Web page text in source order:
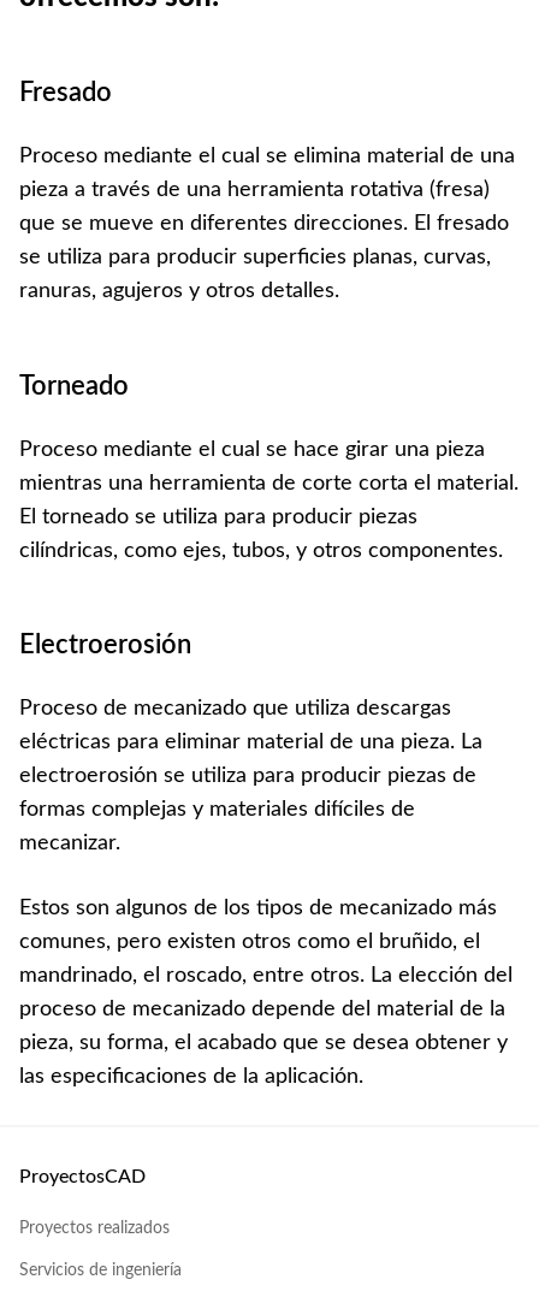
Fresado
Proceso mediante el cual se elimina material de una
pieza a través de una herramienta rotativa (fresa)
que se mueve en diferentes direcciones. El fresado
se utiliza para producir superficies planas, curvas,
ranuras, agujeros y otros detalles.
Torneado
Proceso mediante el cual se hace girar una pieza
mientras una herramienta de corte corta el material.
El torneado se utiliza para producir piezas
cilíndricas, como ejes, tubos, y otros componentes.
Electroerosión
Proceso de mecanizado que utiliza descargas
eléctricas para eliminar material de una pieza. La
electroerosión se utiliza para producir piezas de
formas complejas y materiales difíciles de
mecanizar.
Estos son algunos de los tipos de mecanizado más
comunes, pero existen otros como el bruñido, el
mandrinado, el roscado, entre otros. La elección del
proceso de mecanizado depende del material de la
pieza, su forma, el acabado que se desea obtener y
las especificaciones de la aplicación.
ProyectosCAD
Proyectos realizados
Servicios de ingeniería